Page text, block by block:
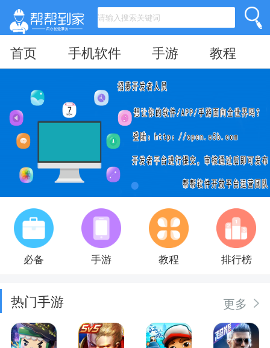
首页 手机软件 手游 教程
必备 手游 教程 排行榜
热门手游 更多